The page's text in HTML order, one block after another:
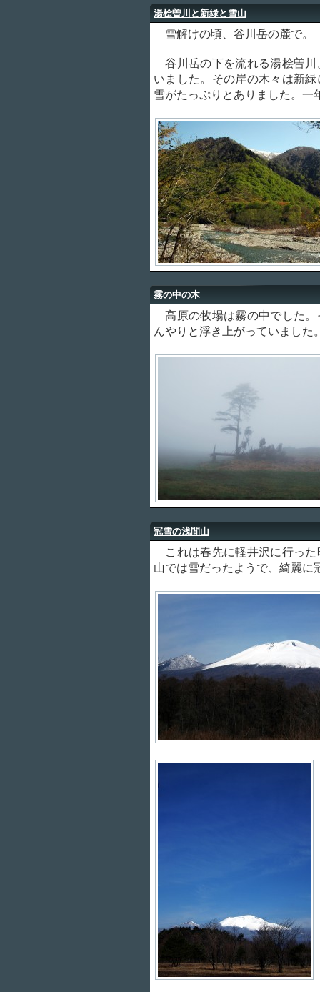
湯桧曽川と新緑と雪山
雪解けの頃、谷川岳の麓で。
谷川岳の下を流れる湯桧曽川
いました。その岸の木々は新
雪がたっぷりとありました。一
霧の中の木
高原の牧場は霧の中でした。
んやりと浮き上がっていました
冠雪の浅間山
これは春先に軽井沢に行った
山では雪だったようで、綺麗に